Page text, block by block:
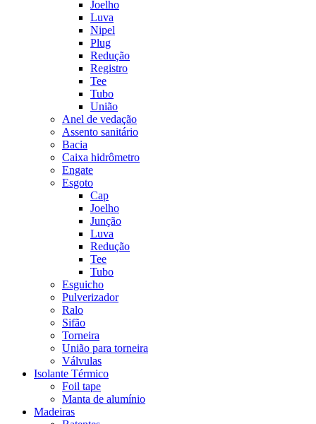
Joelho
Luva
Nipel
Plug
Redução
Registro
Tee
Tubo
União
Anel de vedação
Assento sanitário
Bacia
Caixa hidrômetro
Engate
Esgoto
Cap
Joelho
Junção
Luva
Redução
Tee
Tubo
Esguicho
Pulverizador
Ralo
Sifão
Torneira
União para torneira
Válvulas
Isolante Térmico
Foil tape
Manta de alumínio
Madeiras